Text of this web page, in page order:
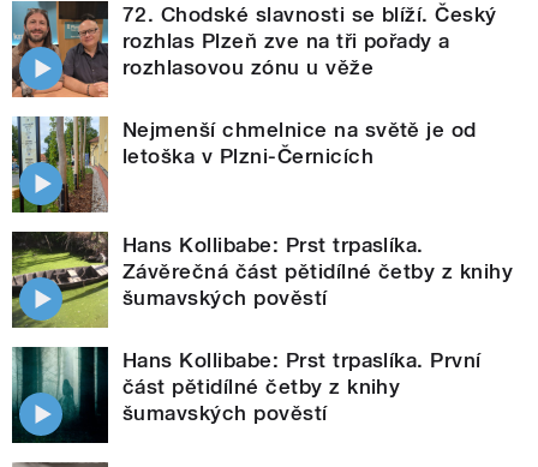
72. Chodské slavnosti se blíží. Český
rozhlas Plzeň zve na tři pořady a
rozhlasovou zónu u věže
Nejmenší chmelnice na světě je od
letoška v Plzni-Černicích
Hans Kollibabe: Prst trpaslíka.
Závěrečná část pětidílné četby z knihy
šumavských pověstí
Hans Kollibabe: Prst trpaslíka. První
část pětidílné četby z knihy
šumavských pověstí